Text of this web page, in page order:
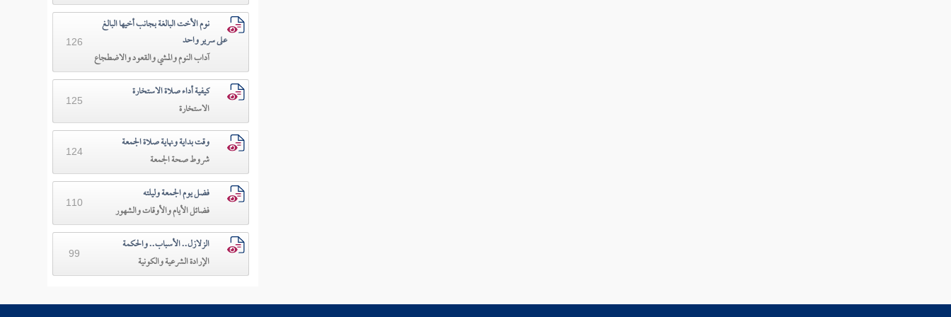
نوم الأخت البالغة بجانب أخيها البالغ
على سرير واحد
آداب النوم والمشي والقعود والاضطجاع
126
كيفية أداء صلاة الاستخارة
الاستخارة
125
وقت بداية ونهاية صلاة الجمعة
شروط صحة الجمعة
124
فضل يوم الجمعة وليلته
فضائل الأيام والأوقات والشهور
110
الزلازل.. الأسباب.. والحكمة
الإرادة الشرعية والكونية
99